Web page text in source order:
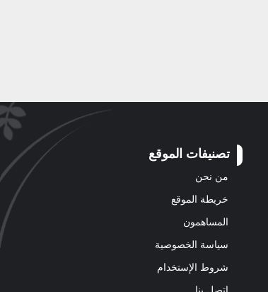
تصنيفات الموقع
من نحن
خريطة الموقع
المساهمون
سياسة الخصوصية
شروط الإستخدام